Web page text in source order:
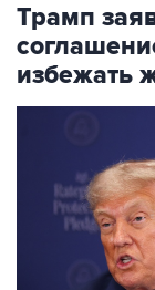
Трамп
избежать